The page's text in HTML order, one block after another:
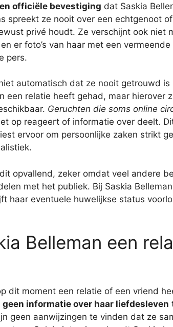
officiële bevestiging dat Saskia
spreekt ze nooit over een echtgenoot
privé houdt. Ze verschijnt ook niet
er foto’s van haar met een
pers.
automatisch dat ze nooit getrouwd
een relatie heeft gehad, maar hierover
Geruchten die soms online
op reageert of informatie over deelt.
ervoor om persoonlijke zaken strikt
opvallend, zeker omdat veel andere
met het publiek. Bij Saskia
haar eventuele huwelijkse status
Belleman een
dit moment een relatie of een vriend
geen informatie over haar liefdesleven
geen aanwijzingen te vinden dat ze